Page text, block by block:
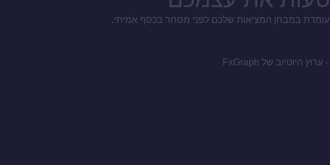
עומדת במבחן המציאות שלכם לפני מסחר בכסף אמיתי.